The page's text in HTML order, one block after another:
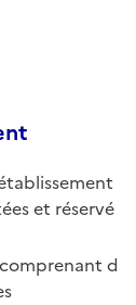
et réservé
d